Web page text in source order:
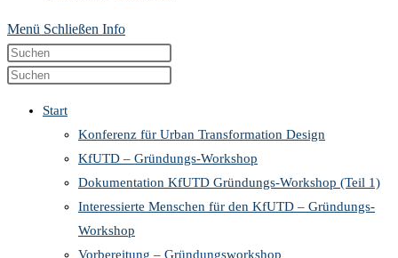
Menü Schließen Info
Diese
Website
the
search
panel.
close
the
search
panel.
Start
Konferenz für Urban Transformation Design
KfUTD – Gründungs-Workshop
Dokumentation KfUTD Gründungs-Workshop (Teil 1)
Interessierte Menschen für den KfUTD – Gründungs-
Workshop
Vorbereitung – Gründungsworkshop